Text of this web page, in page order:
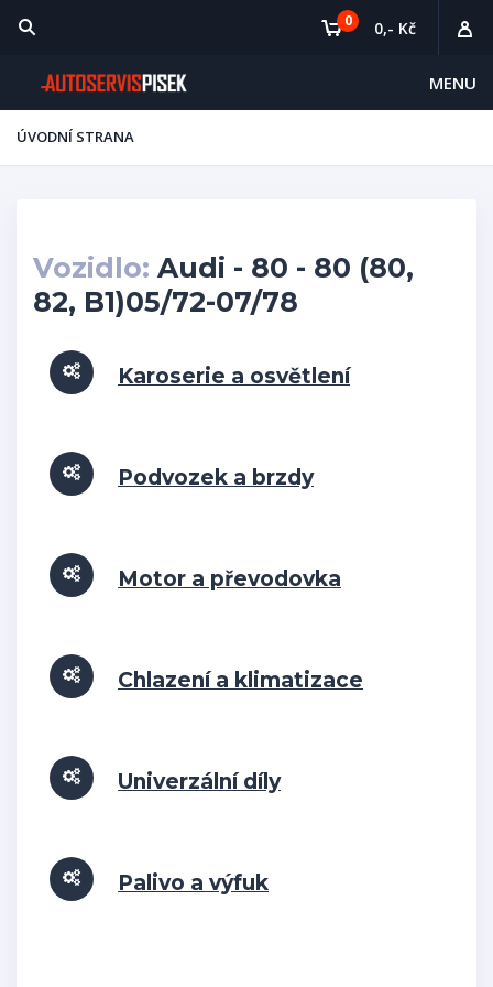
MENU
0 0,- Kč
ÚVODNÍ STRANA
Vozidlo: Audi - 80 - 80 (80,
82, B1)05/72-07/78
Karoserie a osvětlení
Podvozek a brzdy
Motor a převodovka
Chlazení a klimatizace
Univerzální díly
Palivo a výfuk